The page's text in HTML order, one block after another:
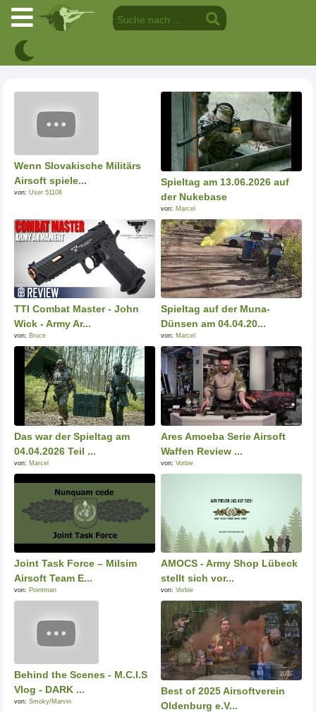
Wenn Slovakische Militärs
Airsoft spiele...
von: User 51108
Spieltag am 13.06.2026 auf
der Nukebase
von: Marcel
TTI Combat Master - John
Wick - Army Ar...
von: Bruce
Spieltag auf der Muna-
Dünsen am 04.04.20...
von: Marcel
Das war der Spieltag am
04.04.2026 Teil ...
von: Marcel
Ares Amoeba Serie Airsoft
Waffen Review ...
von: Vorbie
Joint Task Force – Milsim
Airsoft Team E...
von: Pointman
AMOCS - Army Shop Lübeck
stellt sich vor...
von: Vorbie
Behind the Scenes - M.C.I.S
Vlog - DARK ...
von: Smoky/Marvin
Best of 2025 Airsoftverein
Oldenburg e.V...